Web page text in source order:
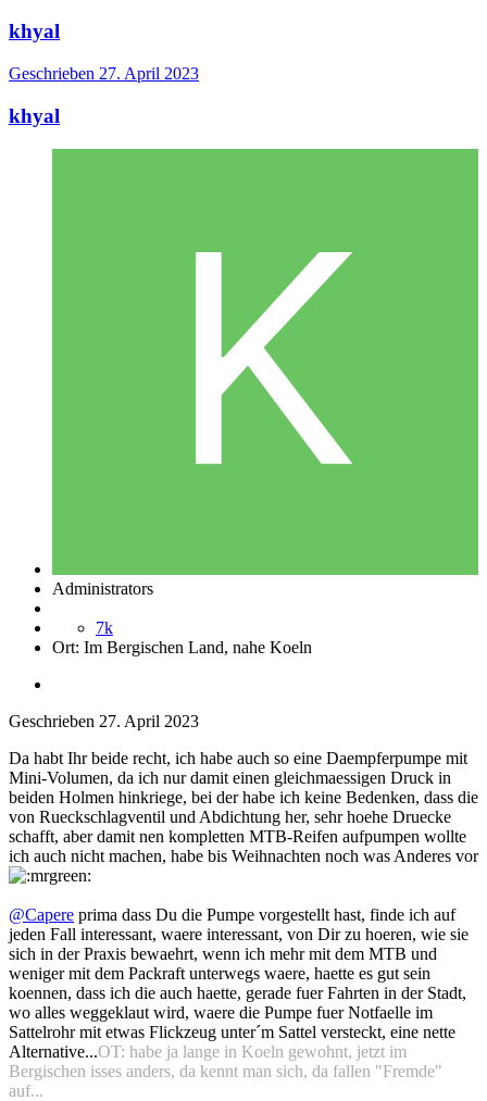
khyal
Geschrieben 27. April 2023
khyal
Administrators
7k
Ort: Im Bergischen Land, nahe Koeln
Geschrieben 27. April 2023
Da habt Ihr beide recht, ich habe auch so eine Daempferpumpe mit
Mini-Volumen, da ich nur damit einen gleichmaessigen Druck in
beiden Holmen hinkriege, bei der habe ich keine Bedenken, dass die
von Rueckschlagventil und Abdichtung her, sehr hoehe Druecke
schafft, aber damit nen kompletten MTB-Reifen aufpumpen wollte
ich auch nicht machen, habe bis Weihnachten noch was Anderes vor
@Capere prima dass Du die Pumpe vorgestellt hast, finde ich auf
jeden Fall interessant, waere interessant, von Dir zu hoeren, wie sie
sich in der Praxis bewaehrt, wenn ich mehr mit dem MTB und
weniger mit dem Packraft unterwegs waere, haette es gut sein
koennen, dass ich die auch haette, gerade fuer Fahrten in der Stadt,
wo alles weggeklaut wird, waere die Pumpe fuer Notfaelle im
Sattelrohr mit etwas Flickzeug unter´m Sattel versteckt, eine nette
Alternative...OT: habe ja lange in Koeln gewohnt, jetzt im
Bergischen isses anders, da kennt man sich, da fallen "Fremde"
auf...